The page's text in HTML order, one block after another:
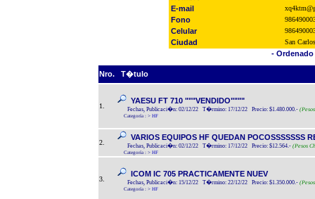
E-mail
Fono
Celular
Ciudad San Carlos
-
Nro. T�tulo
1.
YAESU FT 710 """VENDIDO""""
Fechas, Publicaci�n: 02/12/22 T�rmino: 17/12/22 Precio: $1.480.000.-
Categoría : > HF
2.
VARIOS EQUIPOS HF QUEDAN POCOSSSSSSS
Fechas, Publicaci�n: 02/12/22 T�rmino: 17/12/22 Precio: $12.564.- (Pesos
Categoría : > HF
3.
ICOM IC 705 PRACTICAMENTE NUEV
Fechas, Publicaci�n: 15/12/22 T�rmino: 22/12/22 Precio: $1.350.000.-
Categoría : > HF